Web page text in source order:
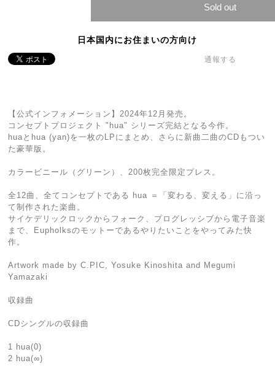
Sold out
日本国内にお住まいの方向け
通報する
【公式インフォメーション】2024年12月発売。
コンセプトプロジェクト "hua" シリーズ完結となる今作。
huaとhua (yan)を一枚のLPにまとめ、さらに新曲二曲のCDもつい
た豪華版。
カラービニール（グリーン）、200枚完全限定プレス。
全12曲、全てコンセプトである hua ＝「変わる、変える」に沿っ
て制作された楽曲。
サイケデリックロックからフォーク、プログレッシブから電子音楽
まで、Eupholksのモットーであるやりたいことをやってみた快
作。
Artwork made by C.PIC, Yosuke Kinoshita and Megumi
Yamazaki
収録曲
CDシングルの収録曲
1 hua(0)
2 hua(∞)